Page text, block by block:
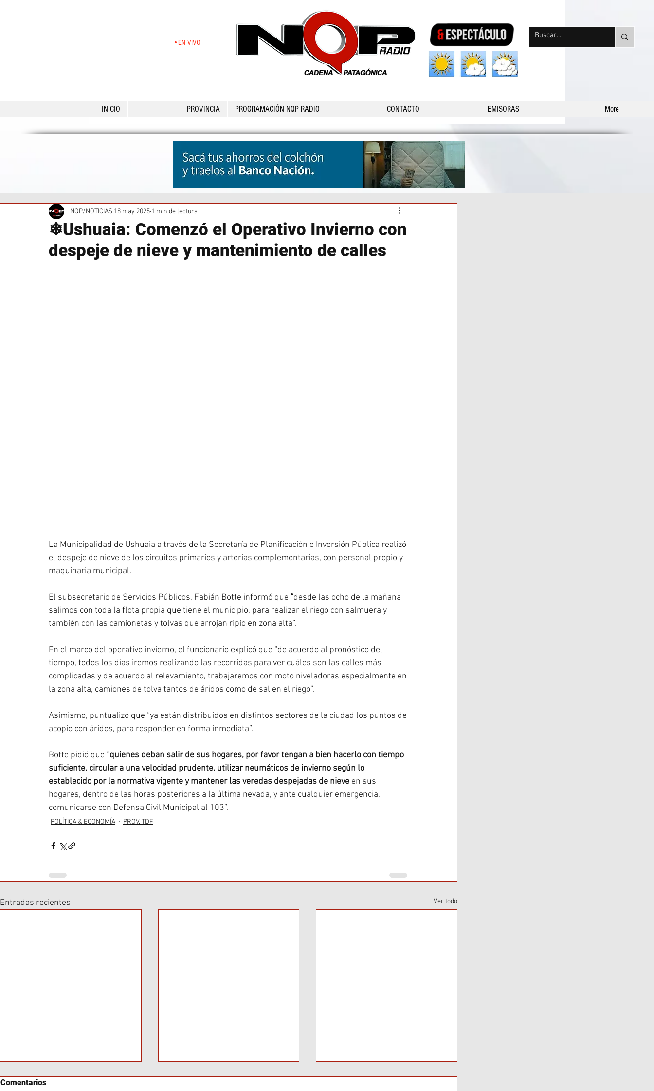
•EN VIVO
INICIO PROVINCIA PROGRAMACIÓN NQP RADIO CONTACTO EMISORAS More
❄Ushuaia: Comenzó el Operativo Invierno con
despeje de nieve y mantenimiento de calles
NQP/NOTICIAS 18 may 2025 1 min de lectura
La Municipalidad de Ushuaia a través de la Secretaría de Planificación e Inversión Pública realizó
el despeje de nieve de los circuitos primarios y arterias complementarias, con personal propio y
maquinaria municipal.
El subsecretario de Servicios Públicos, Fabián Botte informó que “desde las ocho de la mañana
salimos con toda la flota propia que tiene el municipio, para realizar el riego con salmuera y
también con las camionetas y tolvas que arrojan ripio en zona alta”.
En el marco del operativo invierno, el funcionario explicó que “de acuerdo al pronóstico del
tiempo, todos los días iremos realizando las recorridas para ver cuáles son las calles más
complicadas y de acuerdo al relevamiento, trabajaremos con moto niveladoras especialmente en
la zona alta, camiones de tolva tantos de áridos como de sal en el riego”.
Asimismo, puntualizó que “ya están distribuidos en distintos sectores de la ciudad los puntos de
acopio con áridos, para responder en forma inmediata”.
Botte pidió que “quienes deban salir de sus hogares, por favor tengan a bien hacerlo con tiempo
suficiente, circular a una velocidad prudente, utilizar neumáticos de invierno según lo
establecido por la normativa vigente y mantener las veredas despejadas de nieve en sus
hogares, dentro de las horas posteriores a la última nevada, y ante cualquier emergencia,
comunicarse con Defensa Civil Municipal al 103”.
POLÍTICA & ECONOMÍA PROV. TDF
Entradas recientes Ver todo
Comentarios